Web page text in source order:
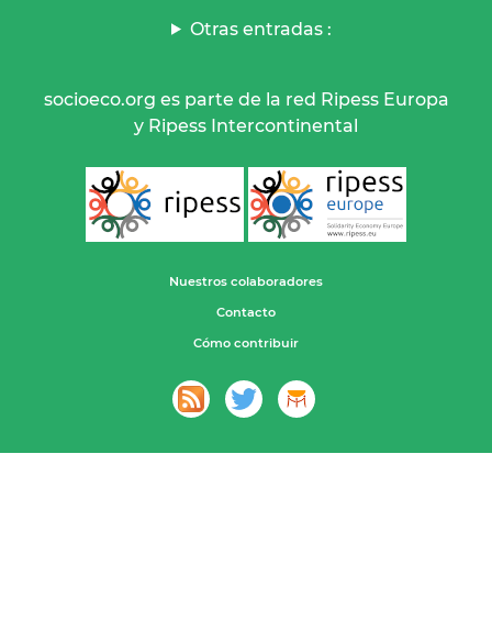
Otras entradas :
socioeco.org es parte de la red Ripess Europa
y Ripess Intercontinental
Nuestros colaboradores
Contacto
Cómo contribuir